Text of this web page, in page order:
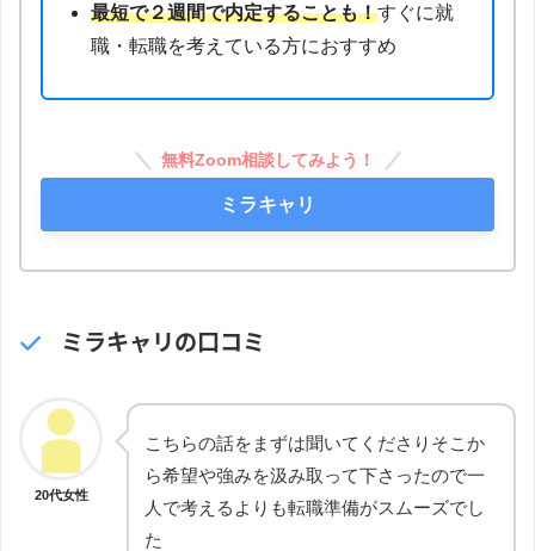
最短で２週間で内定することも！すぐに就
職・転職を考えている方におすすめ
無料Zoom相談してみよう！
ミラキャリ
ミラキャリの口コミ
20代女性
こちらの話をまずは聞いてくださりそこか
ら希望や強みを汲み取って下さったので一
人で考えるよりも転職準備がスムーズでし
た